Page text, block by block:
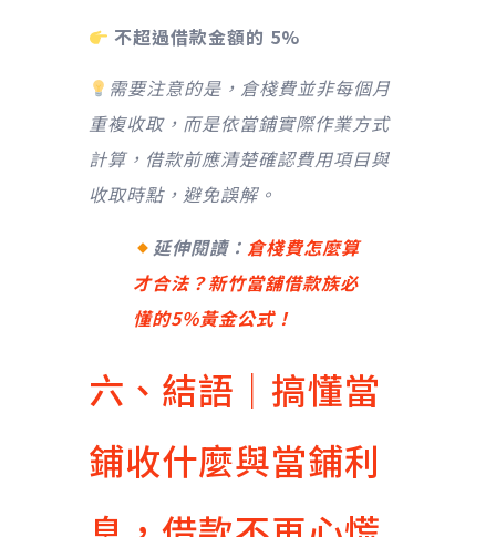
不超過借款金額的 5%
需要注意的是，倉棧費並非每個月
重複收取，而是依當鋪實際作業方式
計算，借款前應清楚確認費用項目與
收取時點，避免誤解。
延伸閱讀：倉棧費怎麼算
才合法？新竹當舖借款族必
懂的5%黃金公式！
六、結語｜搞懂當
鋪收什麼與當鋪利